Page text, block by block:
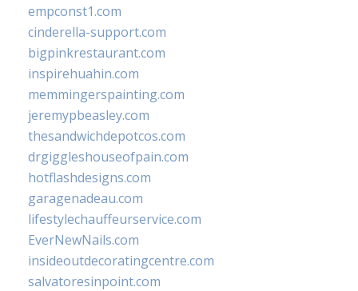
empconst1.com
cinderella-support.com
bigpinkrestaurant.com
inspirehuahin.com
memmingerspainting.com
jeremypbeasley.com
thesandwichdepotcos.com
drgiggleshouseofpain.com
hotflashdesigns.com
garagenadeau.com
lifestylechauffeurservice.com
EverNewNails.com
insideoutdecoratingcentre.com
salvatoresinpoint.com